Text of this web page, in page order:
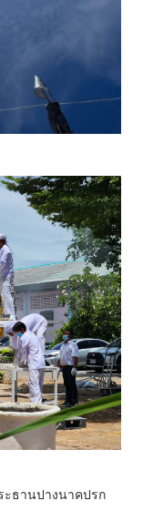
ะธานปางนาคปรก